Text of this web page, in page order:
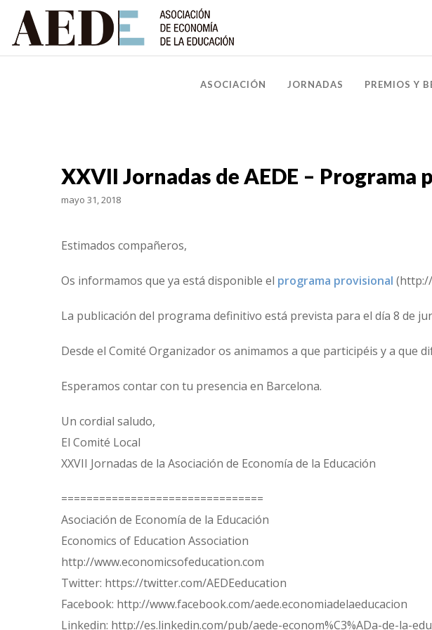
ASOCIACIÓN JORNADAS PREMIOS Y
XXVII Jornadas de AEDE –
mayo 31, 2018
Estimados compañeros,
Os informamos que ya está disponible el programa provisional
La publicación del programa definitivo está prevista para el día 8 de
Desde el Comité Organizador os animamos a que participéis y a que
Esperamos contar con tu presencia en Barcelona.
Un cordial saludo,
El Comité Local
XXVII Jornadas de la Asociación de Economía de la Educación
================================
Asociación de Economía de la Educación
Economics of Education Association
http://www.economicsofeducation.com
Twitter: https://twitter.com/AEDEeducation
Facebook: http://www.facebook.com/aede.economiadelaeducacion
Linkedin: http://es.linkedin.com/pub/aede-econom%C3%ADa-de-la-